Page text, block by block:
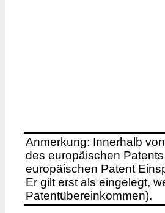
Anmerkung: Innerhalb
des europäischen
europäischen Patent
Er gilt erst als eingelegt,
Patentübereinkommen).